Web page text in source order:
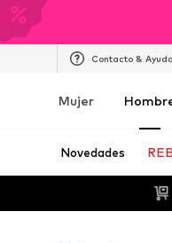
Contacto & Ayuda
Mujer
Novedades